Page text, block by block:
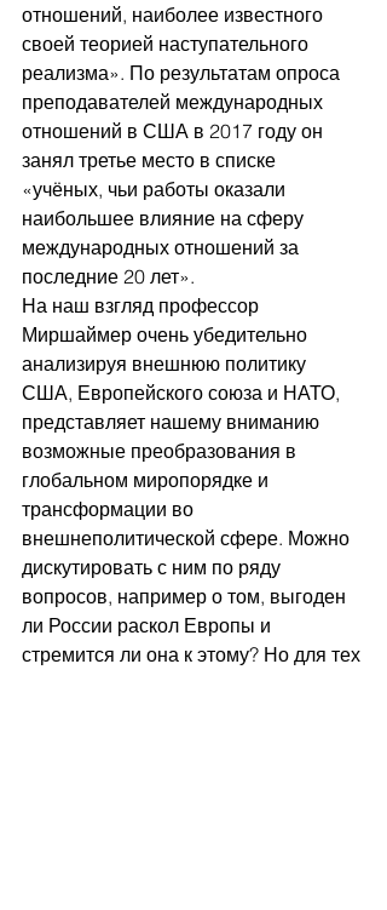
отношений, наиболее известного
своей теорией наступательного
реализма». По результатам опроса
преподавателей международных
отношений в США в 2017 году он
занял третье место в списке
«учёных, чьи работы оказали
наибольшее влияние на сферу
международных отношений за
последние 20 лет».
На наш взгляд профессор
Миршаймер очень убедительно
анализируя внешнюю политику
США, Европейского союза и НАТО,
представляет нашему вниманию
возможные преобразования в
глобальном миропорядке и
трансформации во
внешнеполитической сфере. Можно
дискутировать с ним по ряду
вопросов, например о том, выгоден
ли России раскол Европы и
стремится ли она к этому? Но для тех